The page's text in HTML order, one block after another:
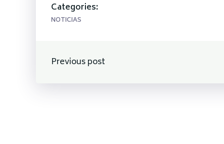
Categories:
NOTICIAS
Navegación
Previous post